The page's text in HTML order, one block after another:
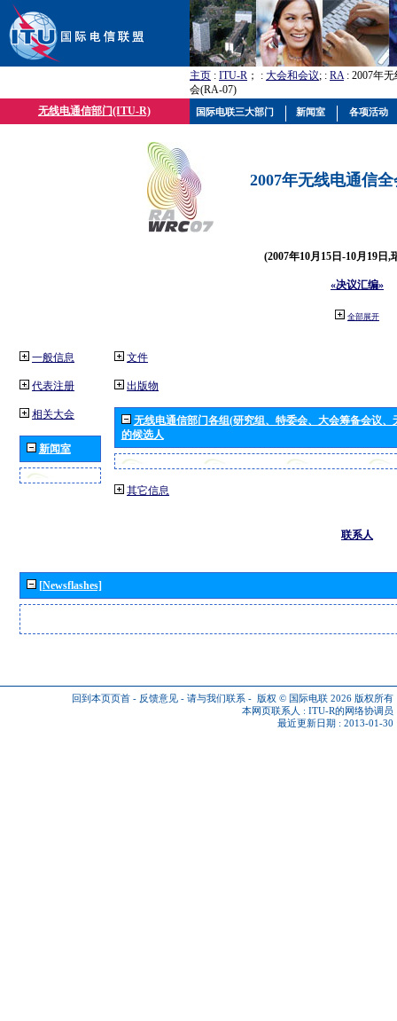
主页 : ITU-R ； : 大会和会议; : RA: 2007年
会(RA-07)
无线电通信部门(ITU-R)
2007年无线电通信
(2007年10月15日-10月19日,
«决议汇编»
全部展开
一般信息
代表注册
相关大会
新闻室
文件
出版物
无线电通信部门各组(研究组、特委会、大会筹备会议
的候选人
其它信息
联系人
[Newsflashes]
回到本页页首 - 反馈意见 - 请与我们联系 - 版权 © 国际电联 2026 版权所有
本网页联系人 : ITU-R的网络协调员
最近更新日期 : 2013-01-30
国际电联三大部门 新闻室 各项活动